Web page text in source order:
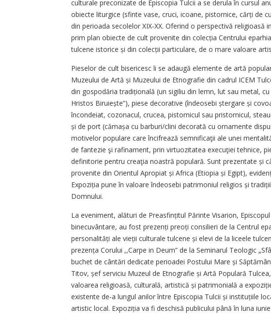
culturale preconizate de Episcopia Tulcii a se derula în cursul
obiecte liturgice (sfinte vase, cruci, icoane, pistornice, cărți de
din perioada secolelor XIX‑XX. Oferind o perspectivă
prim plan obiecte de cult provenite din colecția Centrului
tulcene istorice și din colecții particulare, de o mare valoare
Pieselor de cult bisericesc li se adaugă elemente de artă
Muzeului de Artă și Muzeului de Etnografie din cadrul ICEM
din gospodăria tradițională (un sigiliu din lemn, lut sau metal, cu
Hristos Biruiește”), piese decorative (îndeosebi ștergare și
încondeiat, cozonacul, crucea, pistornicul sau pristornicul,
și de port (cămașa cu barburi/clini decorată cu ornamente
motivelor populare care încifrează semnificaţii ale unei
de fantezie şi rafinament, prin virtuozitatea execuţiei tehnice,
definitorie pentru creaţia noastră populară. Sunt prezentate și
provenite din Orientul Apropiat și Africa (Etiopia și Egipt),
Expoziția pune în valoare îndeosebi patrimoniul religios și
Domnului.
La eveniment, alături de Preasfințitul Părinte Visarion,
binecuvântare, au fost prezenți preoți consilieri de la Centrul
personalități ale vieții culturale tulcene și elevi de la liceele
prezența Corului ,,Carpe in Deum” de la Seminarul Teologic
buchet de cântări dedicate perioadei Postului Mare și
Titov, șef serviciu Muzeul de Etnografie și Artă Populară
valoarea religioasă, culturală, artistică și patrimonială a
existente de‑a lungul anilor între Episcopia Tulcii și instituțiile
artistic local. Expoziția va fi deschisă publicului până în luna